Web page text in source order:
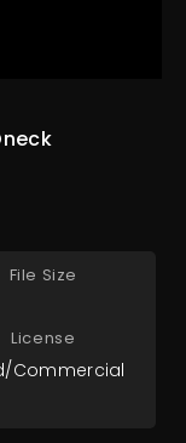
File Size
License
Commercial